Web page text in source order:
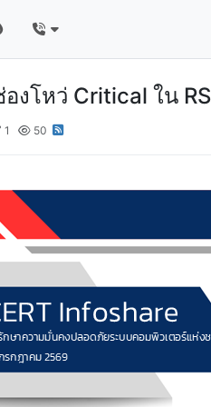
งโหว่ Critical ใน
1 50